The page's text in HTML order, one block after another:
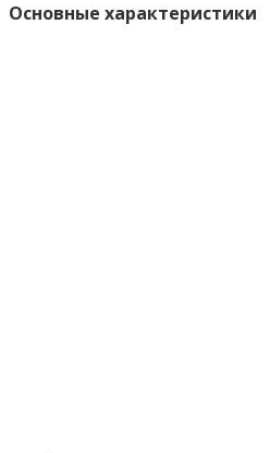
Основные характеристики